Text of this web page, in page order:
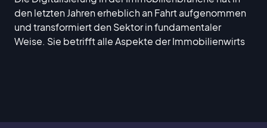
den letzten Jahren erheblich an Fahrt aufgenommen
und transformiert den Sektor in fundamentaler
Weise. Sie betrifft alle Aspekte der Immobilienwirts